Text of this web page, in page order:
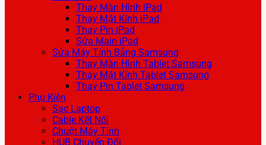
Thay Màn Hình iPad
Thay Mặt Kính iPad
Thay Pin iPad
Sửa Main iPad
Sửa Máy Tính Bảng Samsung
Thay Màn Hình Tablet Samsung
Thay Mặt Kính Tablet Samsung
Thay Pin Tablet Samsung
Phụ Kiện
Sạc Laptop
Cable Kết Nối
Chuột Máy Tính
HUB Chuyển Đổi